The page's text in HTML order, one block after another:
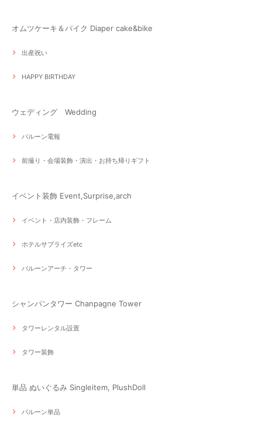
オムツケーキ＆バイク Diaper cake&bike
出産祝い
HAPPY BIRTHDAY
ウェディング Wedding
バルーン電報
前撮り・会場装飾・演出・お持ち帰りギフト
イベント装飾 Event,Surprise,arch
イベント・店内装飾・フレーム
ホテルサプライズetc
バルーンアーチ・タワー
シャンパンタワー Chanpagne Tower
タワーレンタル設置
タワー装飾
単品 ぬいぐるみ Singleitem, PlushDoll
バルーン単品